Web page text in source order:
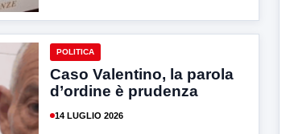
POLITICA
Caso Valentino, la parola
d’ordine è prudenza
14 LUGLIO 2026